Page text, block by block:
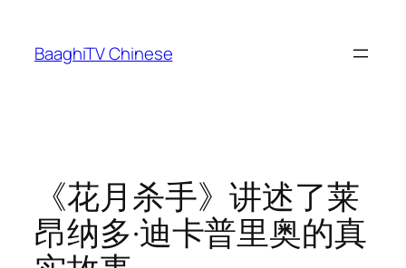
content
BaaghiTV Chinese
《花月杀手》讲述了莱
昂纳多·迪卡普里奥的真